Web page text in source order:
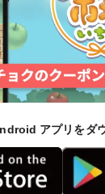
アプリをダ